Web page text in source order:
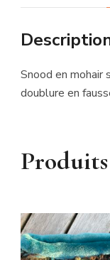
Snood en mohair
doublure en